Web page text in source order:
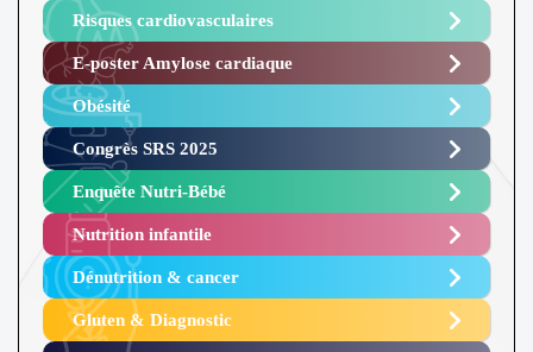
Risques cardiovasculaires
E-poster Amylose cardiaque ​
Obésité ​
Congrès SRS 2025 ​
Enquête Nutri-Bébé ​
Nutrition infantile
Dénutrition & cancer
Gluten & Diagnostic